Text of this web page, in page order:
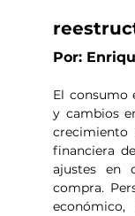
Por:
El consumo
y cambios
financiera
ajustes en
compra.